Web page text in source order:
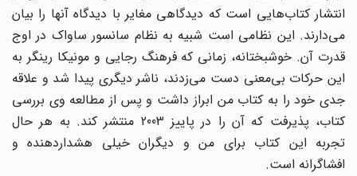
انتشار کتاب‌هایی است که دیدگاهی مغایر با دیدگاه آنها را بیان
می‌دارند. این نظامی است شبیه به نظام سانسور ساواک در اوج
قدرت آن. خوشبختانه، زمانی که فرهنگ رجایی و مونیکا رینگر به
این حرکات بی‌معنی دست می‌زدند، ناشر دیگری پیدا شد و علاقه
جدی خود را به کتاب من ابراز داشت و پس از مطالعه وی بررسی
کتاب، پذیرفت که آن را در پاییز 2003 منتشر کند. به هر حال
تجربه این کتاب برای من و دیگران خیلی هشداردهنده و
افشاگرانه است.